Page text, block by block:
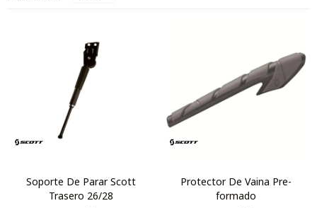
Soporte De Parar Scott
Trasero 26/28
Protector De Vaina Pre-
formado